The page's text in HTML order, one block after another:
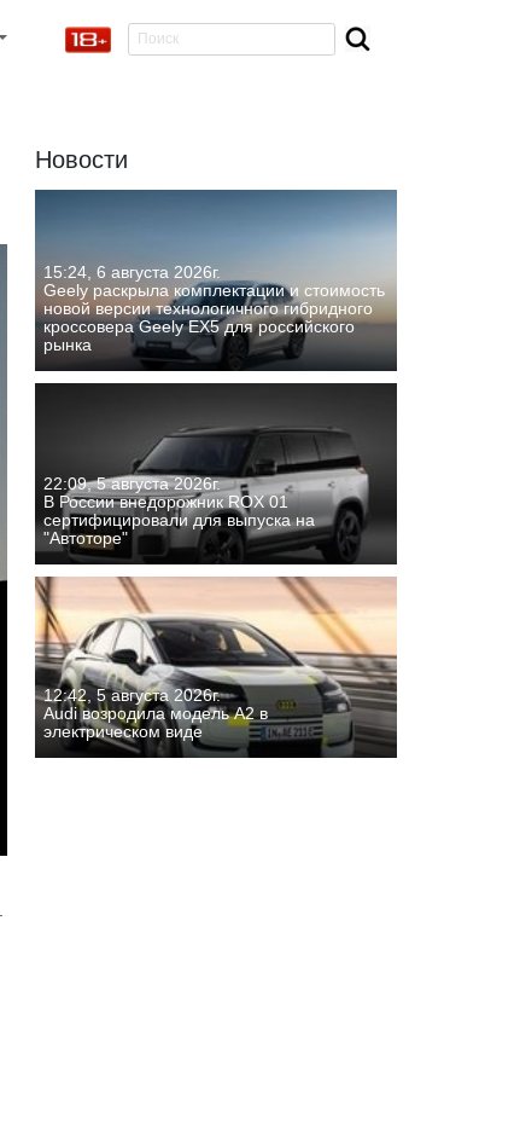
Новости
15:24, 6 августа 2026г.
Geely раскрыла комплектации и стоимость
новой версии технологичного гибридного
кроссовера Geely EX5 для российского
рынка
22:09, 5 августа 2026г.
В России внедорожник ROX 01
сертифицировали для выпуска на
"Автоторе"
12:42, 5 августа 2026г.
Audi возродила модель A2 в
электрическом виде